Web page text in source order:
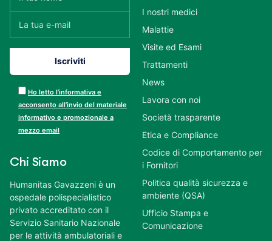
Ho letto l’informativa e
acconsento all’invio del materiale
informativo e promozionale a
mezzo email
Chi Siamo
Humanitas Gavazzeni è un
ospedale polispecialistico
privato accreditato con il
Servizio Sanitario Nazionale
per le attività ambulatoriali e
I nostri medici
Malattie
Visite ed Esami
Trattamenti
News
Lavora con noi
Società trasparente
Etica e Compliance
Codice di Comportamento per
i Fornitori
Politica qualità sicurezza e
ambiente (QSA)
Ufficio Stampa e
Comunicazione